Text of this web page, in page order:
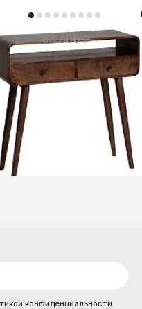
₽ 53 300 ₽ — 21%
из массива, АЛЬМОД
конфиденциальности